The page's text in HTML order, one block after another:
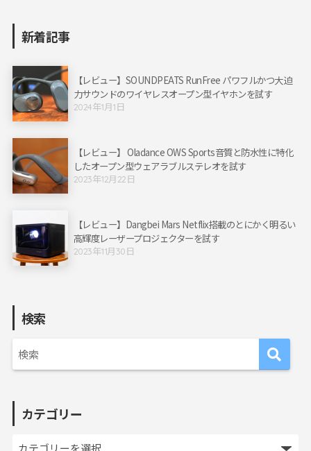
新着記事
【レビュー】SOUNDPEATS RunFree パワフルかつ大迫
力サウンドのワイヤレスオープン型イヤホンを試す
2024年1月1日
【レビュー】 Oladance OWS Sports音質と防水性に特化
したオープン型ウェアラブルステレオを試す
2023年12月22日
【レビュー】Dangbei Mars Netflix搭載のとにかく明るい
高輝度レーザープロジェクターを試す
2023年11月30日
検索
カテゴリー